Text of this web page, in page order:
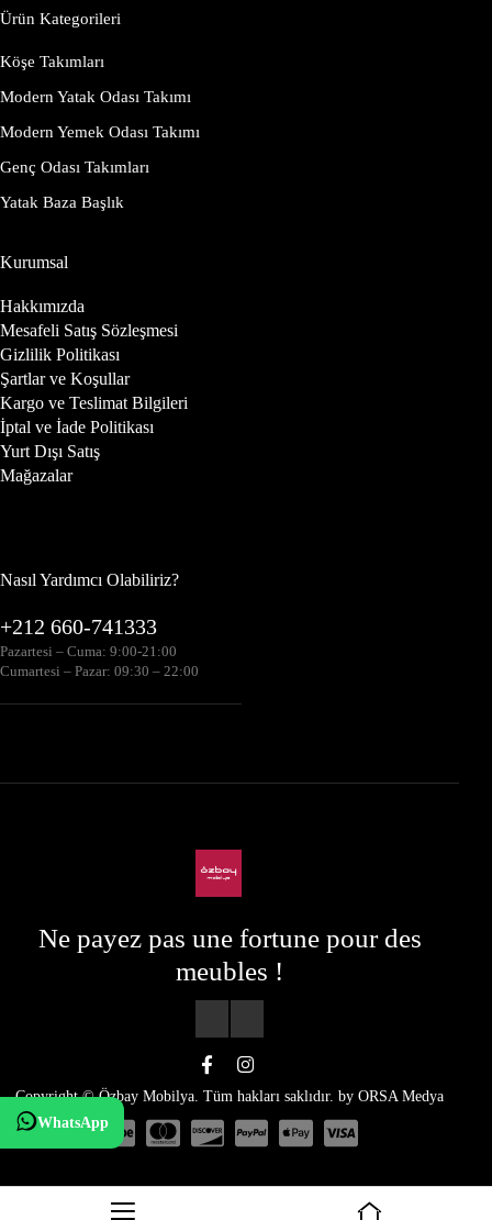
Ürün Kategorileri
Köşe Takımları
Modern Yatak Odası Takımı
Modern Yemek Odası Takımı
Genç Odası Takımları
Yatak Baza Başlık
Kurumsal
Hakkımızda
Mesafeli Satış Sözleşmesi
Gizlilik Politikası
Şartlar ve Koşullar
Kargo ve Teslimat Bilgileri
İptal ve İade Politikası
Yurt Dışı Satış
Mağazalar
Nasıl Yardımcı Olabiliriz?
+212 660-741333
Pazartesi – Cuma: 9:00-21:00
Cumartesi – Pazar: 09:30 – 22:00
Ne payez pas une fortune pour des
meubles !
Copyright © Özbay Mobilya. Tüm hakları saklıdır. by ORSA Medya
WhatsApp